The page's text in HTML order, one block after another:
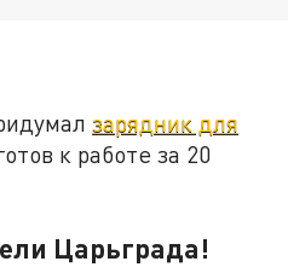
зарядник для
к работе за 20
Царьграда!